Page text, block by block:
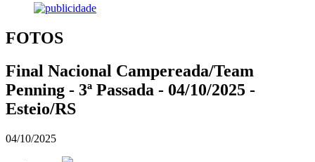
FOTOS
Final Nacional Campereada/Team
Penning - 3ª Passada - 04/10/2025 -
Esteio/RS
04/10/2025